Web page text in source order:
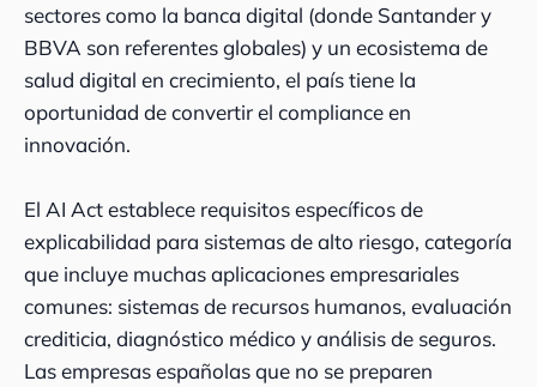
sectores como la banca digital (donde Santander y
BBVA son referentes globales) y un ecosistema de
salud digital en crecimiento, el país tiene la
oportunidad de convertir el compliance en
innovación.
El AI Act establece requisitos específicos de
explicabilidad para sistemas de alto riesgo, categoría
que incluye muchas aplicaciones empresariales
comunes: sistemas de recursos humanos, evaluación
crediticia, diagnóstico médico y análisis de seguros.
Las empresas españolas que no se preparen